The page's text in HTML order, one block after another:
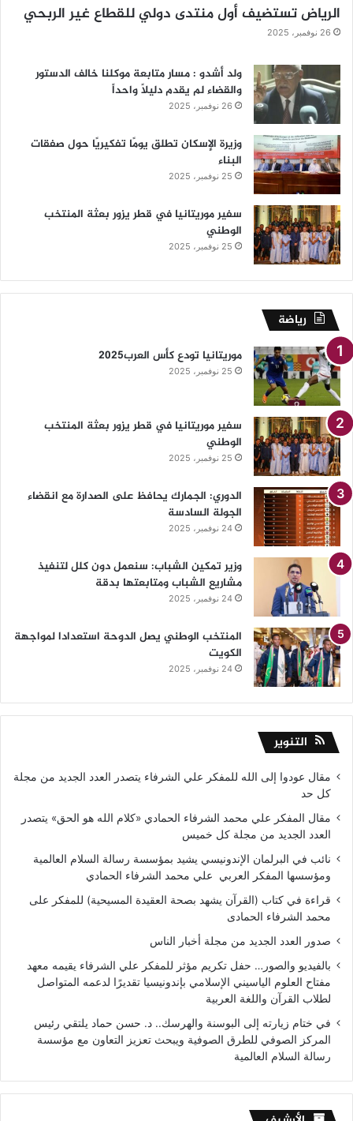
الرياض تستضيف أول منتدى دولي للقطاع غير الربحي
26 نوفمبر، 2025
ولد أشدو : مسار متابعة موكلنا خالف الدستور
والقضاء لم يقدم دليلاً واحداً
26 نوفمبر، 2025
وزيرة الإسكان تطلق يومًا تفكيريًا حول صفقات
البناء
25 نوفمبر، 2025
سفير موريتانيا في قطر يزور بعثة المنتخب
الوطني
25 نوفمبر، 2025
رياضة
موريتانيا تودع كأس العرب2025
25 نوفمبر، 2025
سفير موريتانيا في قطر يزور بعثة المنتخب
الوطني
25 نوفمبر، 2025
الدوري: الجمارك يحافظ على الصدارة مع انقضاء
الجولة السادسة
24 نوفمبر، 2025
وزير تمكين الشباب: سنعمل دون كلل لتنفيذ
مشاريع الشباب ومتابعتها بدقة
24 نوفمبر، 2025
المنتخب الوطني يصل الدوحة استعدادا لمواجهة
الكويت
24 نوفمبر، 2025
التنوير
مقال عودوا إلى الله للمفكر علي الشرفاء يتصدر العدد الجديد من مجلة
كل حد
مقال المفكر علي محمد الشرفاء الحمادي «كلام الله هو الحق» يتصدر
العدد الجديد من مجلة كل خميس
نائب في البرلمان الإندونيسي يشيد بمؤسسة رسالة السلام العالمية
ومؤسسها المفكر العربي علي محمد الشرفاء الحمادي
قراءة في كتاب (القرآن يشهد بصحة العقيدة المسيحية) للمفكر على
محمد الشرفاء الحمادى
صدور العدد الجديد من مجلة أخبار الناس
بالفيديو والصور… حفل تكريم مؤثر للمفكر علي الشرفاء يقيمه معهد
مفتاح العلوم الياسيني الإسلامي بإندونيسيا تقديرًا لدعمه المتواصل
لطلاب القرآن واللغة العربية
في ختام زيارته إلى البوسنة والهرسك.. د. حسن حماد يلتقي رئيس
المركز الصوفي للطرق الصوفية ويبحث تعزيز التعاون مع مؤسسة
رسالة السلام العالمية
الأرشيف